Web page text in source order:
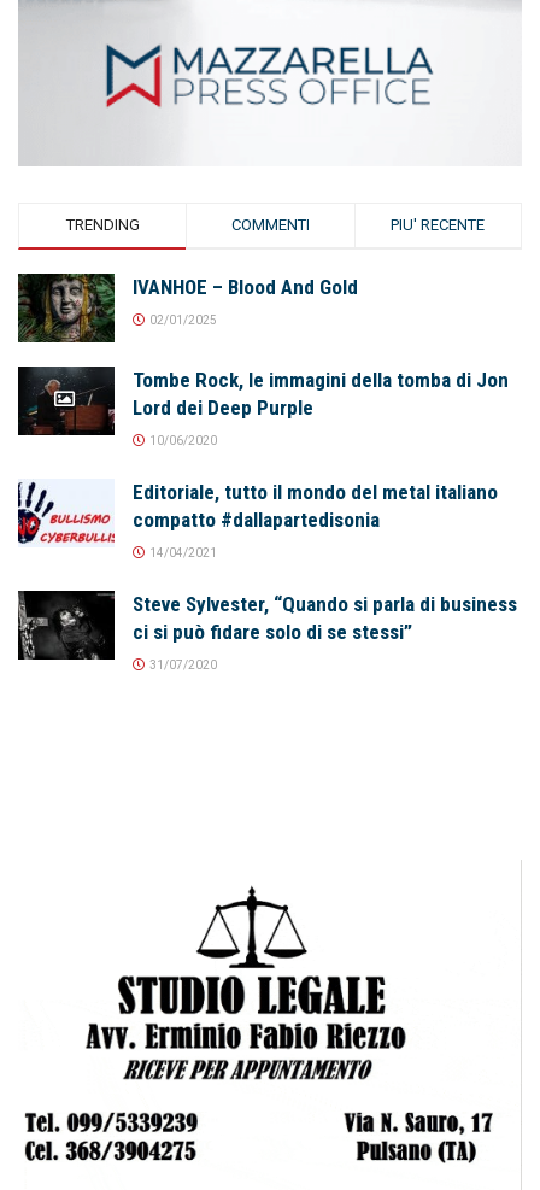
TRENDING COMMENTI PIU' RECENTE
IVANHOE – Blood And Gold
02/01/2025
Tombe Rock, le immagini della tomba di Jon
Lord dei Deep Purple
10/06/2020
Editoriale, tutto il mondo del metal italiano
compatto #dallapartedisonia
14/04/2021
Steve Sylvester, “Quando si parla di business
ci si può fidare solo di se stessi”
31/07/2020